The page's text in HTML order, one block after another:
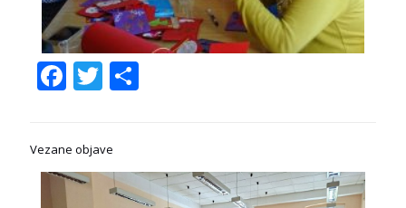
Facebook
Twitter
Share
Vezane objave